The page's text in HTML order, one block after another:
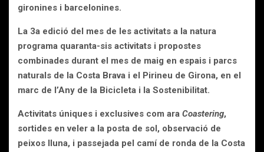
gironines i barcelonines.
La 3a edició del mes de les activitats a la natura
programa quaranta-sis activitats i propostes
combinades durant el mes de maig en espais i parcs
naturals de la Costa Brava i el Pirineu de Girona, en el
marc de l’Any de la Bicicleta i la Sostenibilitat.
Activitats úniques i exclusives com ara Coastering,
sortides en veler a la posta de sol, observació de
peixos lluna, i passejada pel camí de ronda de la Costa